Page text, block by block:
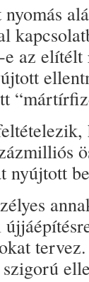
az
nyújtott